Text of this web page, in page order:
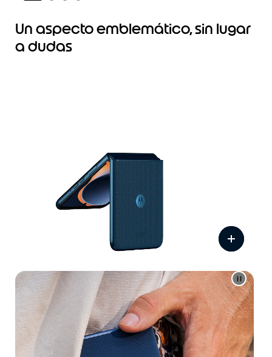
m
Un aspecto emblemático, sin lugar
a dudas